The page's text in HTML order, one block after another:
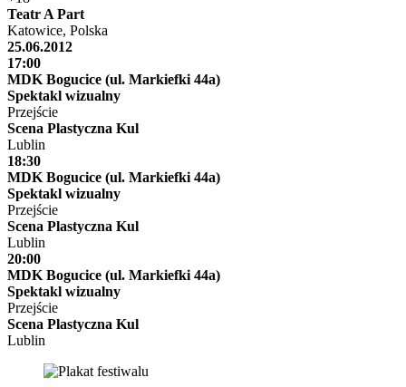
Teatr A Part
Katowice, Polska
25.06.2012
17:00
MDK Bogucice (ul. Markiefki 44a)
Spektakl wizualny
Przejście
Scena Plastyczna Kul
Lublin
18:30
MDK Bogucice (ul. Markiefki 44a)
Spektakl wizualny
Przejście
Scena Plastyczna Kul
Lublin
20:00
MDK Bogucice (ul. Markiefki 44a)
Spektakl wizualny
Przejście
Scena Plastyczna Kul
Lublin